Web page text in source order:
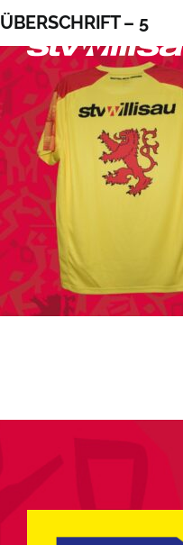
Zum
Inhalt
springen
ÜBERSCHRIFT – 5